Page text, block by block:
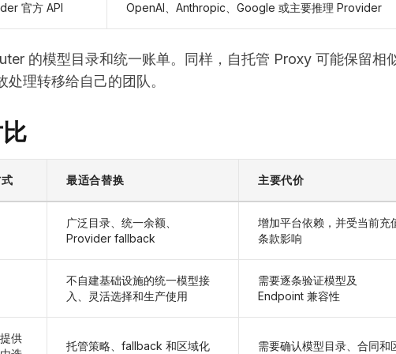
官方 API OpenAI、Anthropic、Google 或主要推理 Provider
的模型目录和统一账单。同样，自托管 Proxy 可能保留相
理转移给自己的团队。
最适合替换 主要代价
广泛目录、统一余额、
Provider fallback
增加平台依赖，并受当前充
条款影响
不自建基础设施的统一模型接
入、灵活选择和生产使用
需要逐条验证模型及
Endpoint 兼容性
供
托管策略、fallback 和区域化 需要确认模型目录、合同和